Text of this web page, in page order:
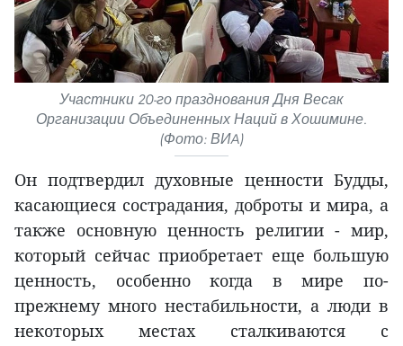
Участники 20-го празднования Дня Весак
Организации Объединенных Наций в Хошимине.
(Фото: ВИA)
Он подтвердил духовные ценности Будды,
касающиеся сострадания, доброты и мира, а
также основную ценность религии - мир,
который сейчас приобретает еще большую
ценность, особенно когда в мире по-
прежнему много нестабильности, а люди в
некоторых местах сталкиваются с